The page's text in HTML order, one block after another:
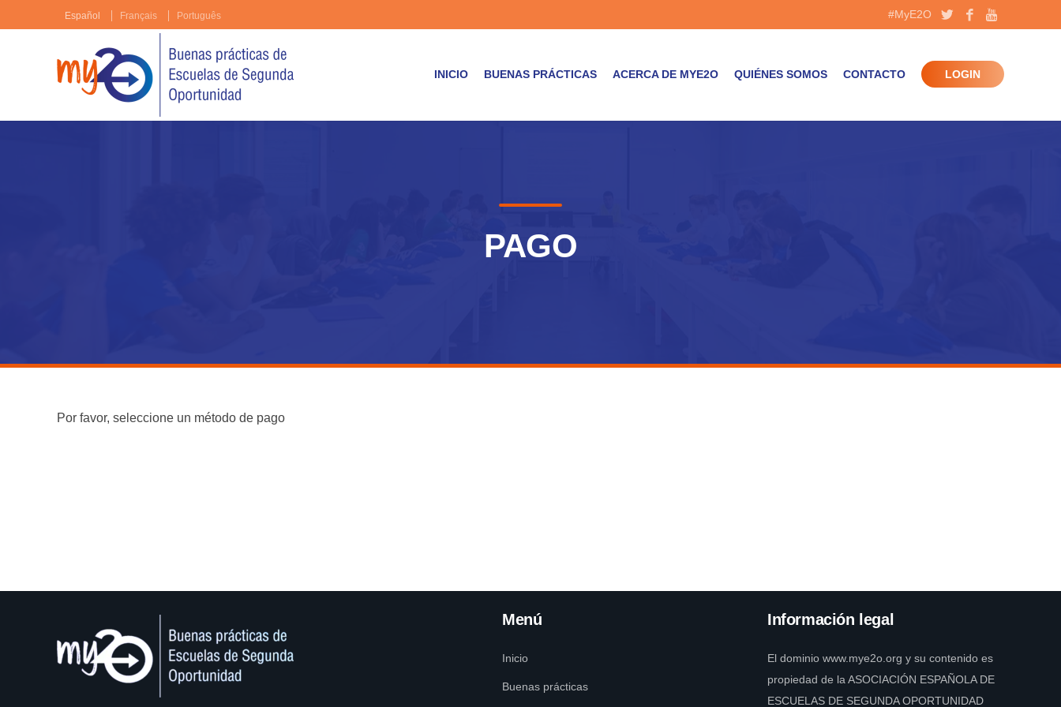
Español Français Português #MyE2O
INICIO BUENAS PRÁCTICAS ACERCA DE MYE2O QUIÉNES SOMOS CONTACTO LOGIN
PAGO
Por favor, seleccione un método de pago
Menú
Inicio
Buenas prácticas
Información legal
El dominio www.mye2o.org y su contenido es
propiedad de la ASOCIACIÓN ESPAÑOLA DE
ESCUELAS DE SEGUNDA OPORTUNIDAD